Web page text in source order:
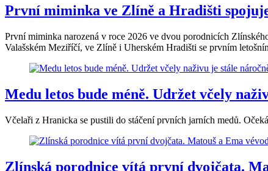
První miminka ve Zlíně a Hradišti
První miminka narozená v roce 2026 ve dvou porodnicích
Valašském Meziříčí, ve Zlíně i Uherském Hradišti se prvním
Medu letos bude méně. Udržet včely
Včelaři z Hranicka se pustili do stáčení prvních jarních medů.
Zlínská porodnice vítá první dvojčata.